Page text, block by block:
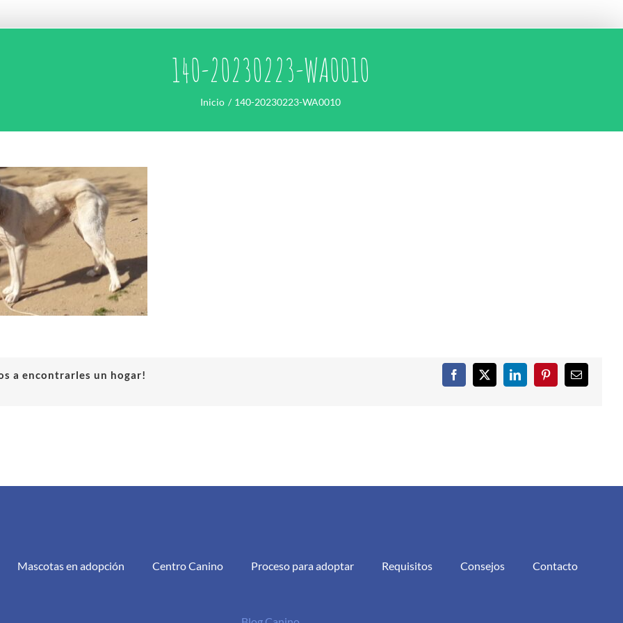
140-20230223-WA0010
Inicio 140-20230223-WA0010
a encontrarles un hogar! Facebook
X LinkedInPinterestCorreo
electrónico
Mascotas en adopción Centro Canino Proceso para adoptar Requisitos Consejos Contacto